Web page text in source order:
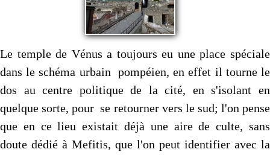
Le temple de Vénus a toujours eu une place spéciale
dans le schéma urbain pompéien, en effet il tourne le
dos au centre politique de la cité, en s'isolant en
quelque sorte, pour se retourner vers le sud; l'on pense
que en ce lieu existait déjà une aire de culte, sans
doute dédié à Mefitis, que l'on peut identifier avec la